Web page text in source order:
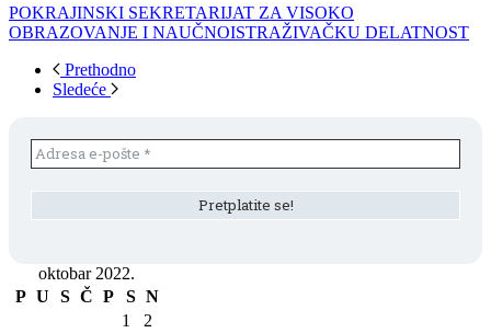
POKRAJINSKI SEKRETARIJAT ZA VISOKO
OBRAZOVANJE I NAUČNOISTRAŽIVAČKU DELATNOST
Prethodno
Sledeće
oktobar 2022.
P U S Č P S N
1
2